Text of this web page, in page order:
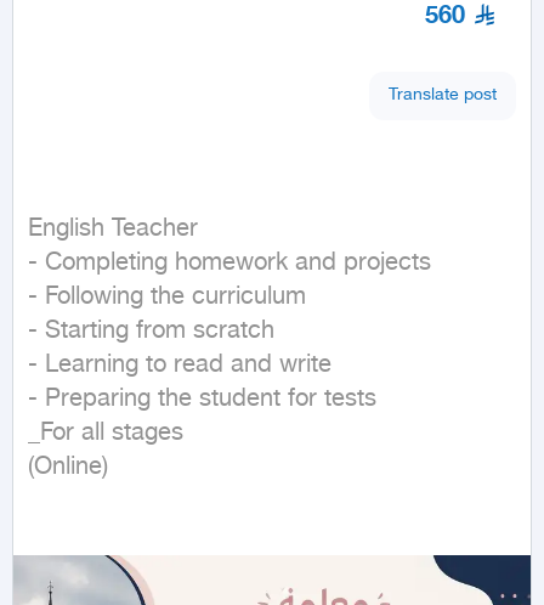
560
Translate post
English Teacher
- Completing homework and projects
- Following the curriculum
- Starting from scratch
- Learning to read and write
- Preparing the student for tests
_For all stages
(Online)